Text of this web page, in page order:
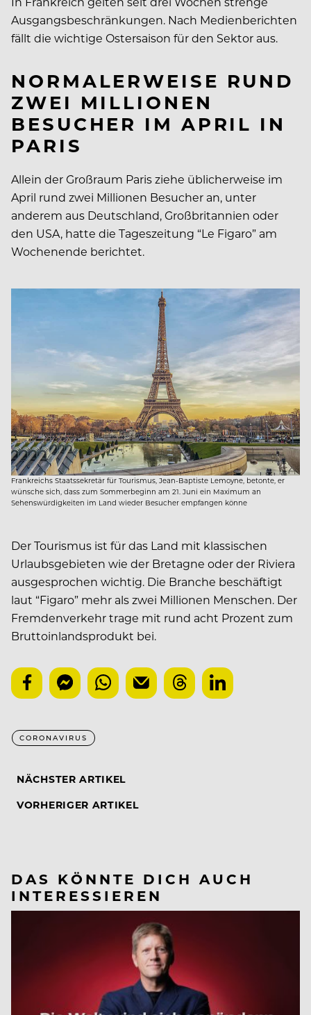
Ausgangsbeschränkungen. Nach Medienberichten
fällt die wichtige Ostersaison für den Sektor aus.
NORMALERWEISE RUND
ZWEI MILLIONEN
BESUCHER IM APRIL IN
PARIS
Allein der Großraum Paris ziehe üblicherweise im
April rund zwei Millionen Besucher an, unter
anderem aus Deutschland, Großbritannien oder
den USA, hatte die Tageszeitung “Le Figaro” am
Wochenende berichtet.
Frankreichs Staatssekretär für Tourismus, Jean-Baptiste Lemoyne, betonte, er
wünsche sich, dass zum Sommerbeginn am 21. Juni ein Maximum an
Sehenswürdigkeiten im Land wieder Besucher empfangen könne
Der Tourismus ist für das Land mit klassischen
Urlaubsgebieten wie der Bretagne oder der Riviera
ausgesprochen wichtig. Die Branche beschäftigt
laut “Figaro” mehr als zwei Millionen Menschen. Der
Fremdenverkehr trage mit rund acht Prozent zum
Bruttoinlandsprodukt bei.
CORONAVIRUS
NÄCHSTER ARTIKEL
VORHERIGER ARTIKEL
DAS KÖNNTE DICH AUCH
INTERESSIEREN